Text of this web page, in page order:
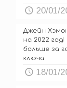
20/01/
Джейн
на 2022
больше за
ключа
18/01/